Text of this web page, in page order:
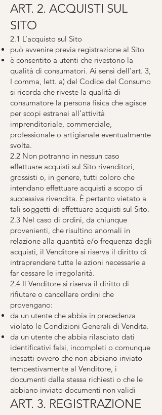
ART. 2. ACQUISTI SUL
SITO
2.1 L’acquisto sul Sito
può avvenire previa registrazione al Sito
è consentito a utenti che rivestono la
qualità di consumatori. Ai sensi dell’art. 3,
I comma, lett. a) del Codice del Consumo
si ricorda che riveste la qualità di
consumatore la persona fisica che agisce
per scopi estranei all’attività
imprenditoriale, commerciale,
professionale o artigianale eventualmente
svolta.
2.2 Non potranno in nessun caso
effettuare acquisti sul Sito rivenditori,
grossisti o, in genere, tutti coloro che
intendano effettuare acquisti a scopo di
successiva rivendita. È pertanto vietato a
tali soggetti di effettuare acquisti sul Sito.
2.3 Nel caso di ordini, da chiunque
provenienti, che risultino anomali in
relazione alla quantità e/o frequenza degli
acquisti, il Venditore si riserva il diritto di
intraprendere tutte le azioni necessarie a
far cessare le irregolarità.
2.4 Il Venditore si riserva il diritto di
rifiutare o cancellare ordini che
provengano:
da un utente che abbia in precedenza
violato le Condizioni Generali di Vendita.
da un utente che abbia rilasciato dati
identificativi falsi, incompleti o comunque
inesatti ovvero che non abbiano inviato
tempestivamente al Venditore, i
documenti dalla stessa richiesti o che le
abbiano inviato documenti non validi
ART. 3. REGISTRAZIONE